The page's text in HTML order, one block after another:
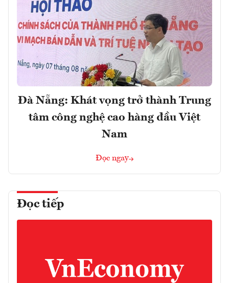
Đà Nẵng: Khát vọng trở thành Trung
tâm công nghệ cao hàng đầu Việt
Nam
Đọc ngay
Đọc tiếp